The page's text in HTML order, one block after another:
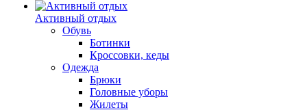
Активный отдых
Обувь
Ботинки
Кроссовки, кеды
Одежда
Брюки
Головные уборы
Жилеты